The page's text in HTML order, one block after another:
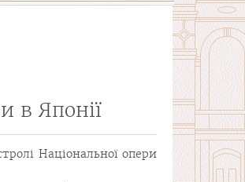
в Японії
Національної опери